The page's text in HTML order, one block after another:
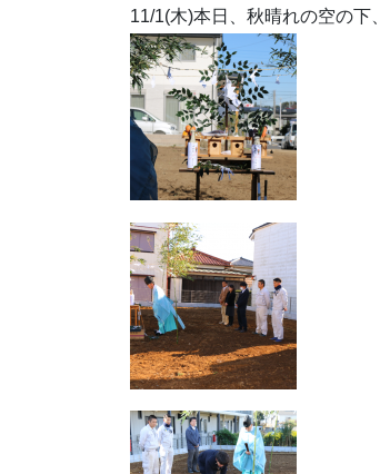
11/1(木)本日、秋晴れの空の下